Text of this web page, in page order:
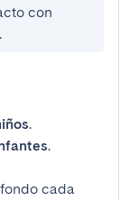
con
.
.
.
cada